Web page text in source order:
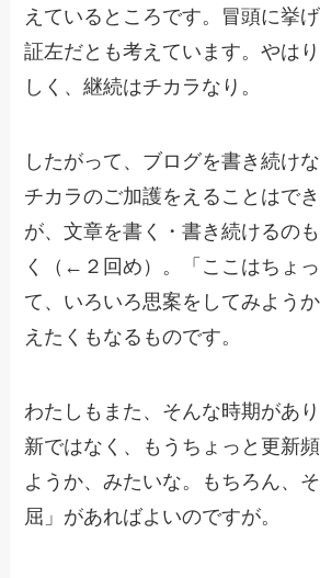
えているところです。冒頭に挙
証左だとも考えています。やは
しく、継続はチカラなり。
したがって、ブログを書き続け
チカラのご加護をえることはで
が、文章を書く・書き続けるの
く（←２回め）。「ここはちょ
て、いろいろ思案をしてみよう
えたくもなるものです。
わたしもまた、そんな時期があ
新ではなく、もうちょっと更新
ようか、みたいな。もちろん、
屈」があればよいのですが。